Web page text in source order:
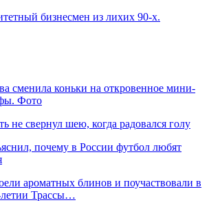
бизнесмен из лихих 90-х.
сменила коньки на откровенное мини-
Фото
не свернул шею, когда радовался голу
почему в России футбол любят
ароматных блинов и поучаствовали в
летии Трассы…